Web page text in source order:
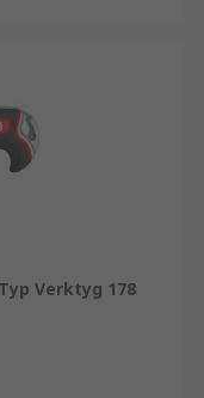
Verktyg 178